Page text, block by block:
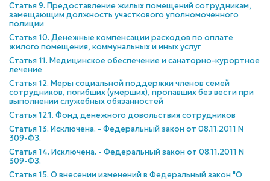
Статья 9. Предоставление жилых помещений сотрудникам,
замещающим должность участкового уполномоченного
полиции
Статья 10. Денежные компенсации расходов по оплате
жилого помещения, коммунальных и иных услуг
Статья 11. Медицинское обеспечение и санаторно-курортное
лечение
Статья 12. Меры социальной поддержки членов семей
сотрудников, погибших (умерших), пропавших без вести при
выполнении служебных обязанностей
Статья 12.1. Фонд денежного довольствия сотрудников
Статья 13. Исключена. - Федеральный закон от 08.11.2011 N
309-ФЗ.
Статья 14. Исключена. - Федеральный закон от 08.11.2011 N
309-ФЗ.
Статья 15. О внесении изменений в Федеральный закон "О